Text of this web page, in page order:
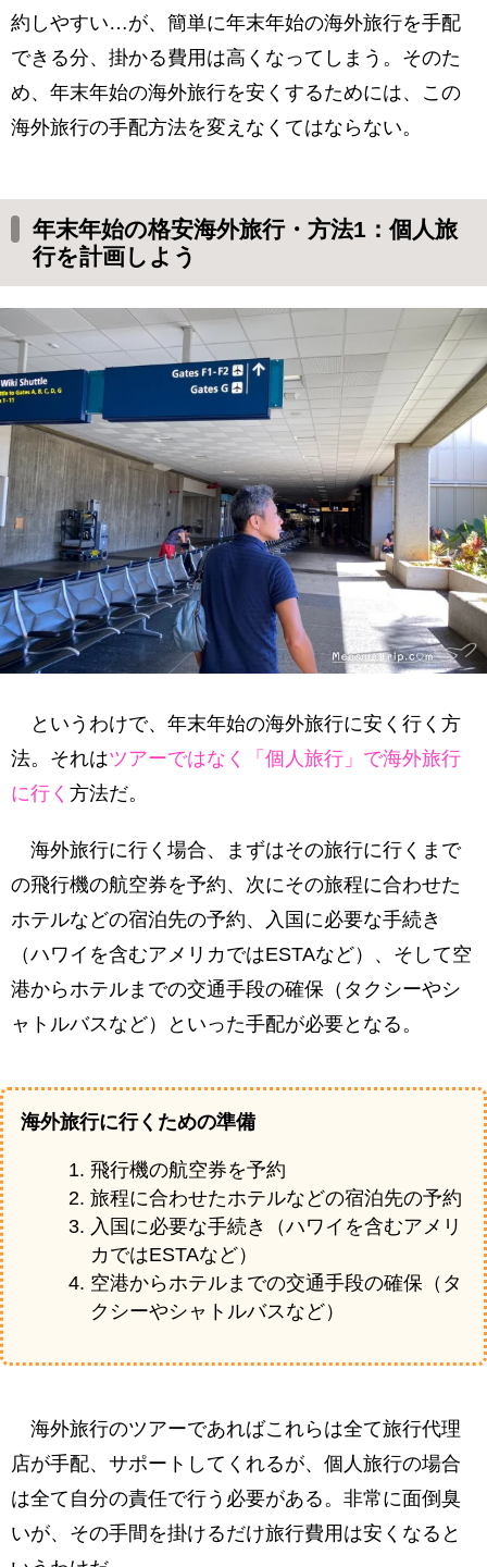
約しやすい…が、簡単に年末年始の海外旅行を手配
できる分、掛かる費用は高くなってしまう。そのた
め、年末年始の海外旅行を安くするためには、この
海外旅行の手配方法を変えなくてはならない。
年末年始の格安海外旅行・方法1：個人旅
行を計画しよう
というわけで、年末年始の海外旅行に安く行く方
法。それはツアーではなく「個人旅行」で海外旅行
に行く 方法だ。
海外旅行に行く場合、まずはその旅行に行くまで
の飛行機の航空券を予約、次にその旅程に合わせた
ホテルなどの宿泊先の予約、入国に必要な手続き
（ハワイを含むアメリカではESTAなど）、そして空
港からホテルまでの交通手段の確保（タクシーやシ
ャトルバスなど）といった手配が必要となる。
海外旅行に行くための準備
飛行機の航空券を予約
旅程に合わせたホテルなどの宿泊先の予約
入国に必要な手続き（ハワイを含むアメリ
カではESTAなど）
空港からホテルまでの交通手段の確保（タ
クシーやシャトルバスなど）
海外旅行のツアーであればこれらは全て旅行代理
店が手配、サポートしてくれるが、個人旅行の場合
は全て自分の責任で行う必要がある。非常に面倒臭
いが、その手間を掛けるだけ旅行費用は安くなると